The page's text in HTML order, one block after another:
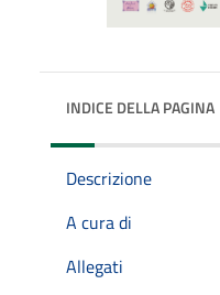
INDICE DELLA PAGINA
Descrizione
A cura di
Allegati